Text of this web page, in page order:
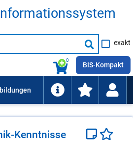
Suche
starten
exakt
0
BIS-Kompakt
Kennt­nis­se